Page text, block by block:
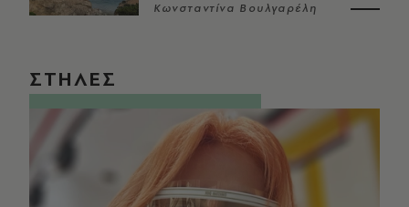
Κωνσταντίνα Βουλγαρέλη
ΣΤΗΛΕΣ